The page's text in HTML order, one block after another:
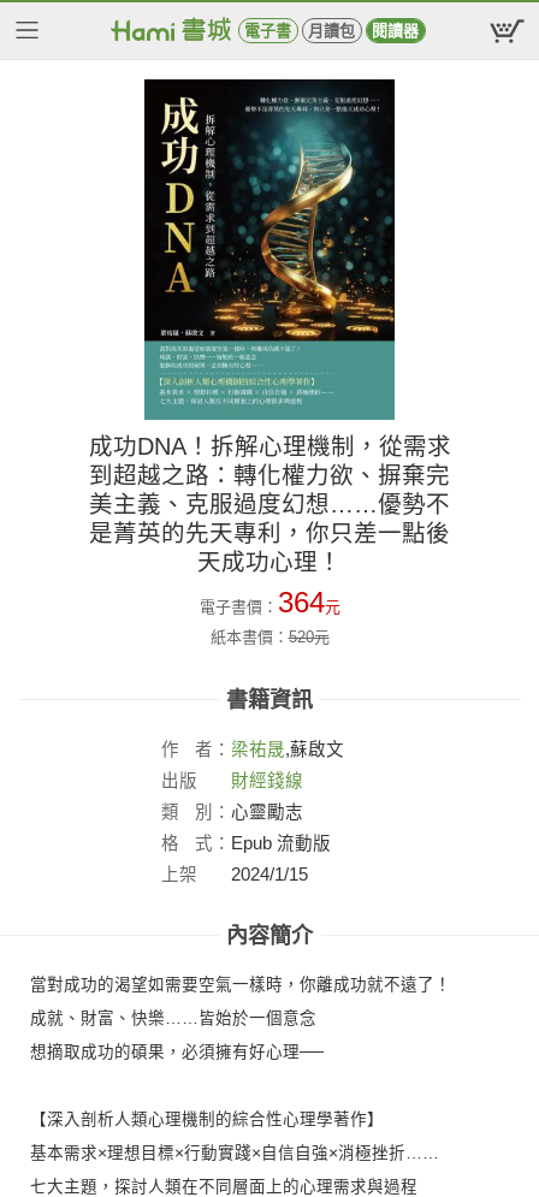
電子書 月讀包 閱讀器
成功DNA！拆解心理機制，從需求
到超越之路：轉化權力欲、摒棄完
美主義、克服過度幻想……優勢不
是菁英的先天專利，你只差一點後
天成功心理！
電子書價： 364元
紙本書價：520元
書籍資訊
作 者： 梁祐晟,蘇啟文
出版
社：
財經錢線
類
別： 心靈勵志
格
式： Epub 流動版
上架
2024/1/15
內容簡介
當對成功的渴望如需要空氣一樣時，你離成功就不遠了！
成就、財富、快樂……皆始於一個意念
想摘取成功的碩果，必須擁有好心理──
【深入剖析人類心理機制的綜合性心理學著作】
基本需求×理想目標×行動實踐×自信自強×消極挫折……
七大主題，探討人類在不同層面上的心理需求與過程